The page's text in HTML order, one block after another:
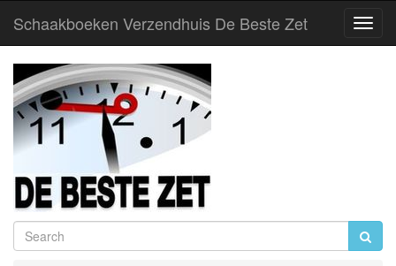
Schaakboeken Verzendhuis De Beste Zet